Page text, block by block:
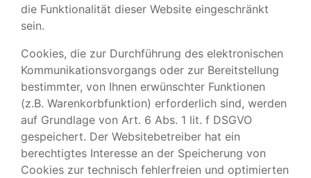
die Funktionalität dieser Website eingeschränkt
sein.
Cookies, die zur Durchführung des elektronischen
Kommunikationsvorgangs oder zur Bereitstellung
bestimmter, von Ihnen erwünschter Funktionen
(z.B. Warenkorbfunktion) erforderlich sind, werden
auf Grundlage von Art. 6 Abs. 1 lit. f DSGVO
gespeichert. Der Websitebetreiber hat ein
berechtigtes Interesse an der Speicherung von
Cookies zur technisch fehlerfreien und optimierten